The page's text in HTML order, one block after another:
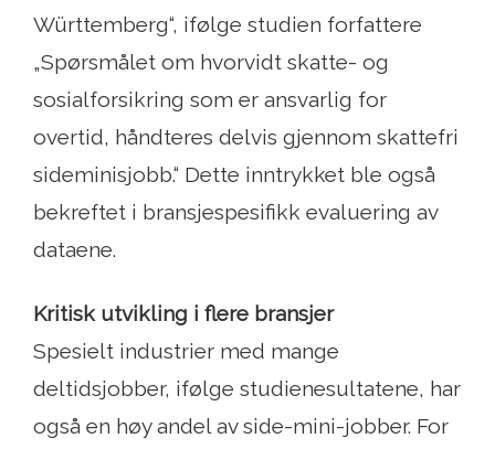
Württemberg“, ifølge studien forfattere
„Spørsmålet om hvorvidt skatte- og
sosialforsikring som er ansvarlig for
overtid, håndteres delvis gjennom skattefri
sideminisjobb.“ Dette inntrykket ble også
bekreftet i bransjespesifikk evaluering av
dataene.
Kritisk utvikling i flere bransjer
Spesielt industrier med mange
deltidsjobber, ifølge studienesultatene, har
også en høy andel av side-mini-jobber. For